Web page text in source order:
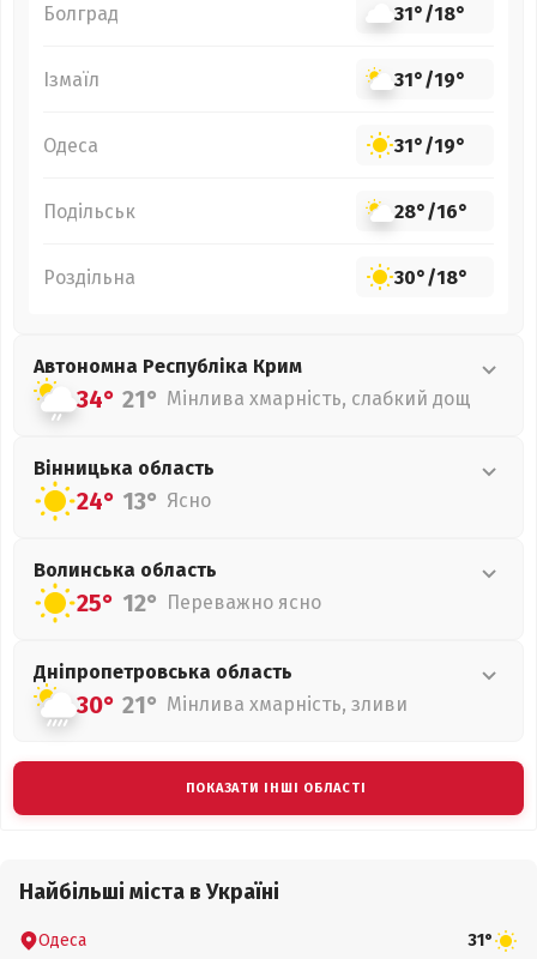
Болград 31°/18°
Ізмаїл 31°/19°
Одеса 31°/19°
Подільськ 28°/16°
Роздільна 30°/18°
Автономна Республіка Крим
34° 21° Мінлива хмарність, слабкий дощ
Вінницька область
24° 13° Ясно
Волинська область
25° 12° Переважно ясно
Дніпропетровська область
30° 21° Мінлива хмарність, зливи
ПОКАЗАТИ ІНШІ ОБЛАСТІ
Найбільші міста в Україні
Одеса 31°